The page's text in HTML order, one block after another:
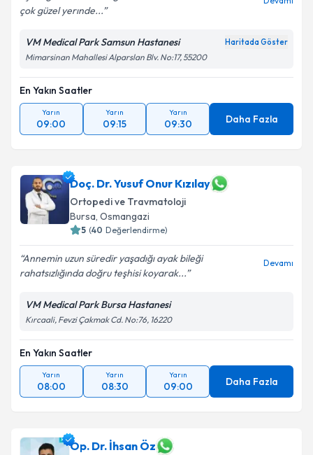
çok güzel yerınde...
VM Medical Park Samsun Hastanesi Haritada Göster
Mimarsinan Mahallesi Alparslan Blv. No:17, 55200
En Yakın Saatler
Yarın
09:00
Yarın
09:15
Yarın
09:30 Daha Fazla
Doç. Dr. Yusuf Onur Kızılay
Ortopedi ve Travmatoloji
Bursa, Osmangazi
5 (40 Değerlendirme)
Annemin uzun süredir yaşadığı ayak bileği
rahatsızlığında doğru teşhisi koyarak...
Devamı
VM Medical Park Bursa Hastanesi
Kırcaali, Fevzi Çakmak Cd. No:76, 16220
En Yakın Saatler
Yarın
08:00
Yarın
08:30
Yarın
09:00 Daha Fazla
Op. Dr. İhsan Öz